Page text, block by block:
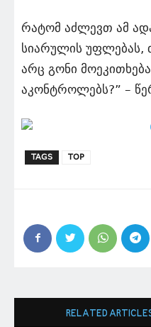
რატომ აძლევთ ამ
სიარულის უფლებას,
არც გონი
აკონტროლებს?” –
TAGS TOP
RELATED